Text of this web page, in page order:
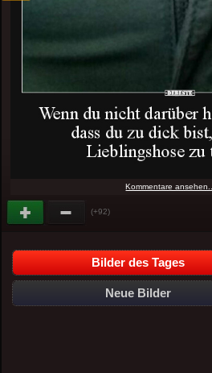
Kommentare
(+92)
Bilder des Tages
Neue Bilder